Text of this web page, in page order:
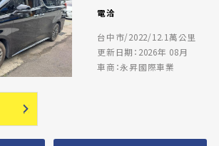
電洽
台中市/2022/12.1萬公里
更新日期：2026年 08月
車商：永昇國際車業